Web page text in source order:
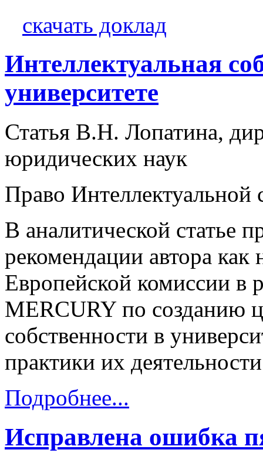
скачать доклад
Интеллектуальная
университете
Статья В.Н. Лопатина,
юридических наук
Право
В аналитической статье
рекомендации автора как
Европейской комиссии в
MERCURY по созданию
собственности в
практики их
Подробнее...
Исправлена ошибка